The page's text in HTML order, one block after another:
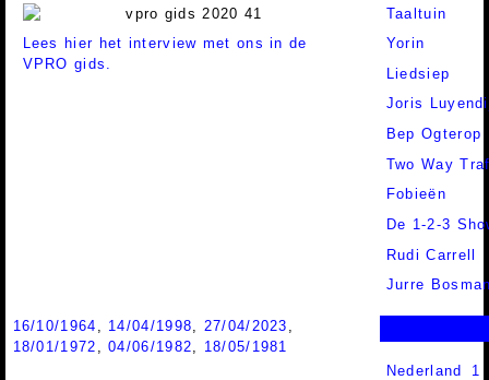
Lees hier het interview met ons in de
VPRO gids.
Taaltuin
Yorin
Liedsiep
Joris
Bep Ogterop
Two Way
Fobieën
De 1-2-3
Rudi Carrell
Jurre
16/10/1964 , 14/04/1998, 27/04/2023 ,
18/01/1972 ,04/06/1982, 18/05/1981
Nederland 1